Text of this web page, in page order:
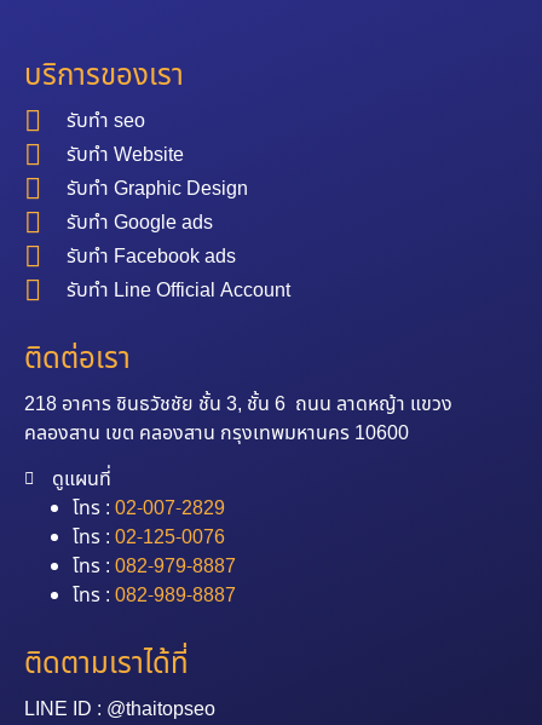
บริการของเรา
รับทำ seo
รับทำ Website
รับทำ Graphic Design
รับทำ Google ads
รับทำ Facebook ads
รับทำ Line Official Account
ติดต่อเรา
218 อาคาร ชินธวัชชัย ชั้น 3, ชั้น 6 ถนน ลาดหญ้า แขวง
คลองสาน เขต คลองสาน กรุงเทพมหานคร 10600
ดูแผนที่
โทร : 02-007-2829
โทร : 02-125-0076
โทร : 082-979-8887
โทร : 082-989-8887
ติดตามเราได้ที่
LINE ID : @thaitopseo